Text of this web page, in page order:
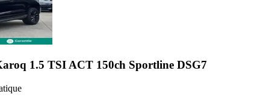
1.5 TSI ACT 150ch Sportline DSG7